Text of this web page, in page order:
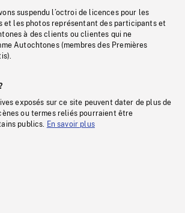
suspendu l’octroi de licences pour les
et les photos représentant des participants et
à des clients ou clientes qui ne
Autochtones (membres des Premières
exposés sur ce site peuvent dater de plus de
ou termes reliés pourraient être
publics. En savoir plus